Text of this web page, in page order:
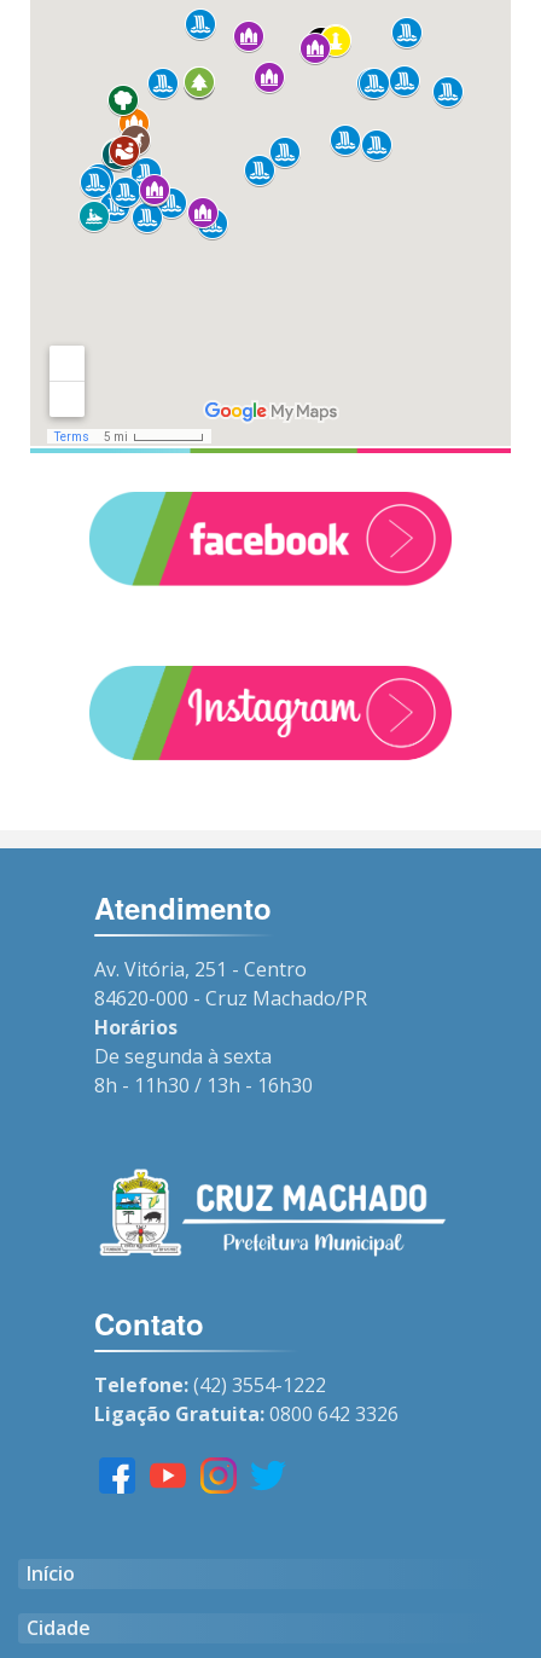
Atendimento
Av. Vitória, 251 - Centro
84620-000 - Cruz Machado/PR
Horários
De segunda à sexta
8h - 11h30 / 13h - 16h30
Contato
Telefone:(42) 3554-1222
Ligação Gratuita:0800 642 3326
Início
Cidade